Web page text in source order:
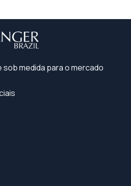
medida para o mercado